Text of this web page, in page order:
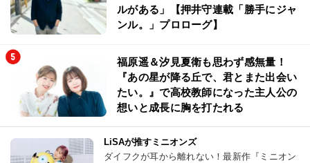
ルがある」【押井守連載「勝手にジャ
ンル。」プロローグ】
福原遥＆汐見夏衛も思わず感無量！
『あの星が降る丘で、君とまた出会い
たい。』で高校教師になった主人公の
想いと成長に胸を打たれる
LiSAが推すミニオンズ
ダイフクが耳から離れない！最新作『ミニオン